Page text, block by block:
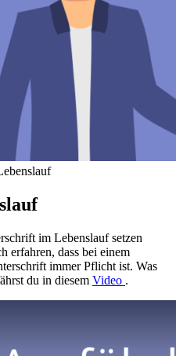
im Lebenslauf setzen
erfahren, dass bei einem
immer Pflicht ist. Was
du in diesem Video .